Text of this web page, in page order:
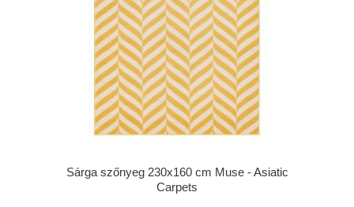
Sárga szőnyeg 230x160 cm Muse - Asiatic
Carpets